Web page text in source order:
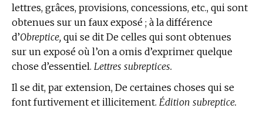
lettres, grâces, provisions, concessions, etc., qui sont
obtenues sur un faux exposé ; à la différence
d’Obreptice, qui se dit De celles qui sont obtenues
sur un exposé où l’on a omis d’exprimer quelque
chose d’essentiel. Lettres subreptices.
Il se dit, par extension, De certaines choses qui se
font furtivement et illicitement. Édition subreptice.